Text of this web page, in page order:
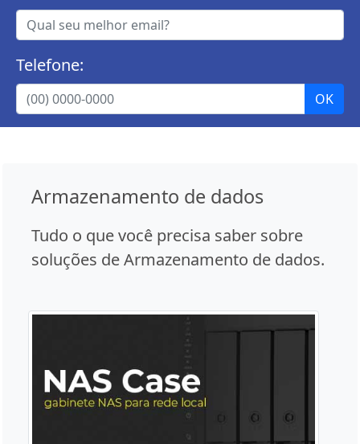
Telefone:
Armazenamento de dados
Tudo o que você precisa saber sobre
soluções de Armazenamento de dados.